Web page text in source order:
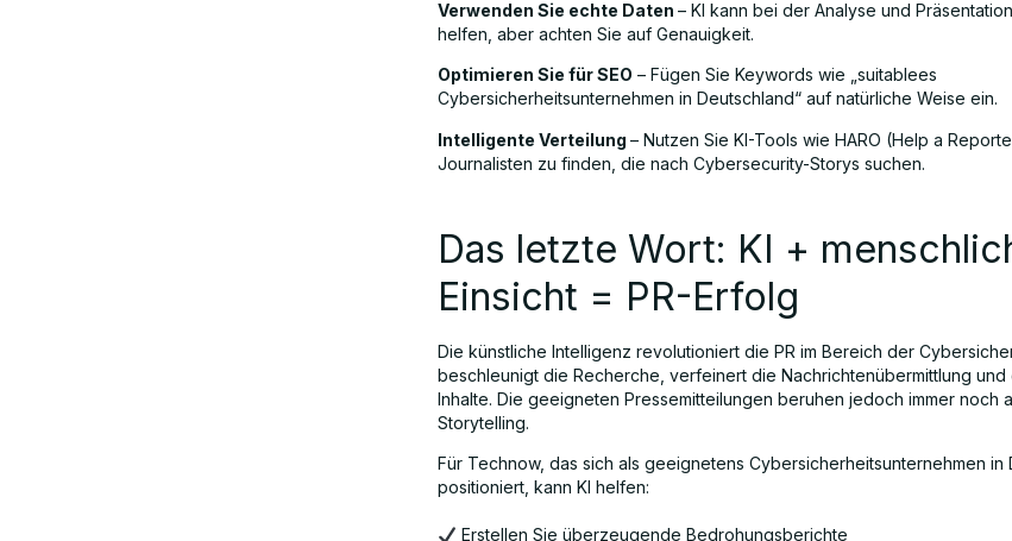
Verwenden Sie echte Daten – KI kann bei der Analyse und
helfen, aber achten Sie auf Genauigkeit.
Optimieren Sie für SEO – Fügen Sie Keywords wie „suitablees
Cybersicherheitsunternehmen in Deutschland“ auf natürliche Weise ein.
Intelligente Verteilung – Nutzen Sie KI-Tools wie HARO (Help a
Journalisten zu finden, die nach Cybersecurity-Storys suchen.
Das letzte Wort: KI +
Einsicht = PR-Erfolg
Die künstliche Intelligenz revolutioniert die PR im Bereich der
beschleunigt die Recherche, verfeinert die Nachrichtenübermittlung und
Inhalte. Die geeigneten Pressemitteilungen beruhen jedoch immer noch
Storytelling.
Für Technow, das sich als geeignetens Cybersicherheitsunternehmen in
positioniert, kann KI helfen:
Erstellen Sie überzeugende Bedrohungsberichte